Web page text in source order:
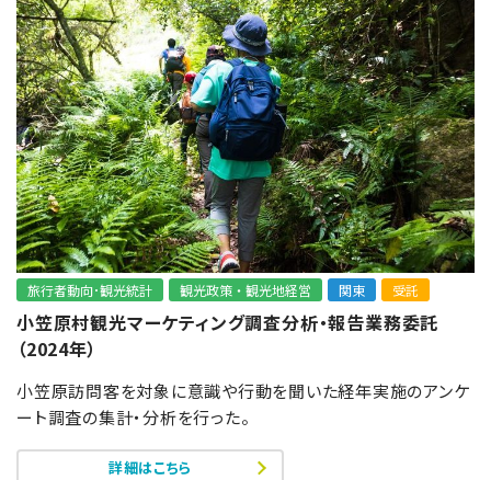
旅行者動向･観光統計 観光政策・観光地経営 関東 受託
小笠原村観光マーケティング調査分析・報告業務委託
（2024年）
小笠原訪問客を対象に意識や行動を聞いた経年実施のアンケ
ート調査の集計・分析を行った。
詳細はこちら